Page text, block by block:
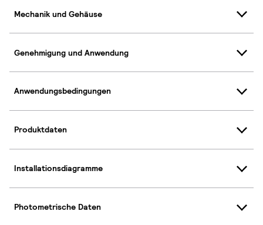
Mechanik und Gehäuse
Genehmigung und Anwendung
Anwendungsbedingungen
Produktdaten
Installationsdiagramme
Photometrische Daten